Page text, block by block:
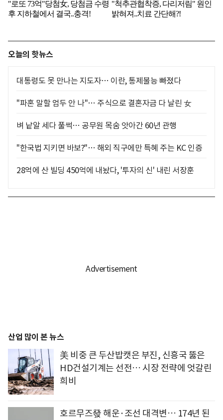
오늘의 핫뉴스
대통령도 못 만나는 지도자… 이란, 통제불능 빠졌다
"파혼 말할 엄두 안 나"… 주식으로 결혼자금 다 날린 女
벼 낱알 세다 풀썩… 공무원 목숨 앗아간 60년 관행
"한국법 지키면 바보?"… 해외 직구에만 특혜 주는 KC 인증
28억에 산 빌딩 450억에 내놨다, '투자의 신' 내린 서장훈
산업 많이 본 뉴스
美 비중 큰 두산밥캣은 부진, 신흥국 뚫은
HD건설기계는 선전… 시장 전략에 엇갈린
희비
호르무즈發 해운·조선 대격변… 174년 된